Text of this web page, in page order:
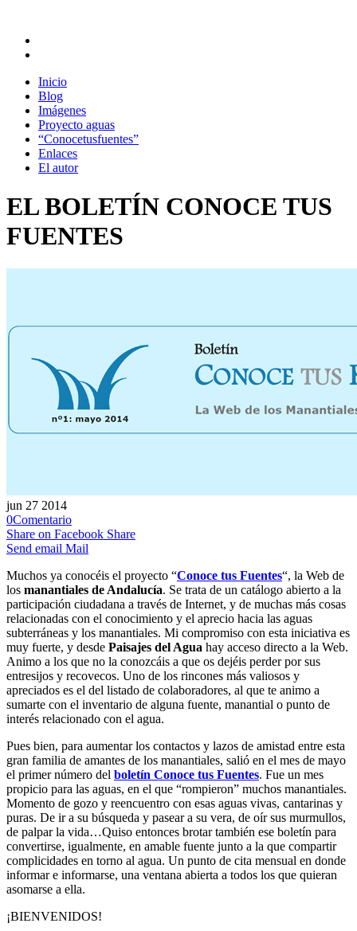
Inicio
Blog
Imágenes
Proyecto aguas
“Conocetusfuentes”
Enlaces
El autor
EL BOLETÍN CONOCE TUS
FUENTES
jun 27 2014
0Comentario
Share on Facebook Share
Send email Mail
Muchos ya conocéis el proyecto “Conoce tus Fuentes“, la Web de
los manantiales de Andalucía. Se trata de un catálogo abierto a la
participación ciudadana a través de Internet, y de muchas más cosas
relacionadas con el conocimiento y el aprecio hacia las aguas
subterráneas y los manantiales. Mi compromiso con esta iniciativa es
muy fuerte, y desde Paisajes del Agua hay acceso directo a la Web.
Animo a los que no la conozcáis a que os dejéis perder por sus
entresijos y recovecos. Uno de los rincones más valiosos y
apreciados es el del listado de colaboradores, al que te animo a
sumarte con el inventario de alguna fuente, manantial o punto de
interés relacionado con el agua.
Pues bien, para aumentar los contactos y lazos de amistad entre esta
gran familia de amantes de los manantiales, salió en el mes de mayo
el primer número del boletín Conoce tus Fuentes. Fue un mes
propicio para las aguas, en el que “rompieron” muchos manantiales.
Momento de gozo y reencuentro con esas aguas vivas, cantarinas y
puras. De ir a su búsqueda y pasear a su vera, de oír sus murmullos,
de palpar la vida…Quiso entonces brotar también ese boletín para
convertirse, igualmente, en amable fuente junto a la que compartir
complicidades en torno al agua. Un punto de cita mensual en donde
informar e informarse, una ventana abierta a todos los que quieran
asomarse a ella.
¡BIENVENIDOS!